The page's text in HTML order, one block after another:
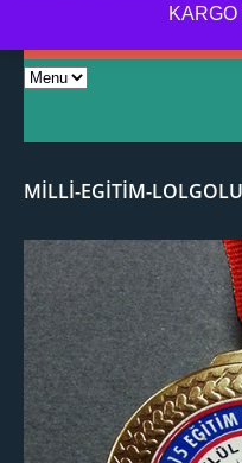
MILLI-EGITIM-